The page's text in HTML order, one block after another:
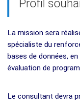
Profil
La mission sera
spécialiste du
bases de données,
évaluation de
Le consultant devra